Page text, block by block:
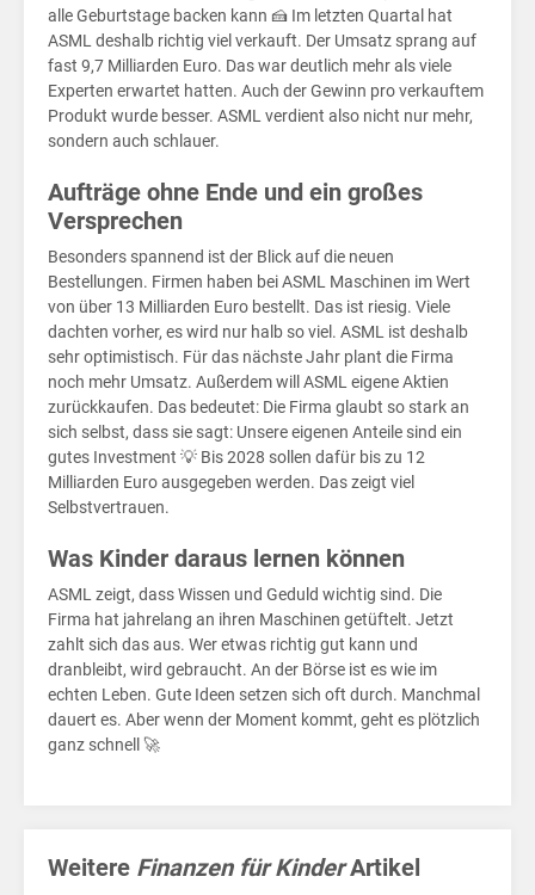
alle Geburtstage backen kann 🍰 Im letzten Quartal hat
ASML deshalb richtig viel verkauft. Der Umsatz sprang auf
fast 9,7 Milliarden Euro. Das war deutlich mehr als viele
Experten erwartet hatten. Auch der Gewinn pro verkauftem
Produkt wurde besser. ASML verdient also nicht nur mehr,
sondern auch schlauer.
Aufträge ohne Ende und ein großes
Versprechen
Besonders spannend ist der Blick auf die neuen
Bestellungen. Firmen haben bei ASML Maschinen im Wert
von über 13 Milliarden Euro bestellt. Das ist riesig. Viele
dachten vorher, es wird nur halb so viel. ASML ist deshalb
sehr optimistisch. Für das nächste Jahr plant die Firma
noch mehr Umsatz. Außerdem will ASML eigene Aktien
zurückkaufen. Das bedeutet: Die Firma glaubt so stark an
sich selbst, dass sie sagt: Unsere eigenen Anteile sind ein
gutes Investment 💡 Bis 2028 sollen dafür bis zu 12
Milliarden Euro ausgegeben werden. Das zeigt viel
Selbstvertrauen.
Was Kinder daraus lernen können
ASML zeigt, dass Wissen und Geduld wichtig sind. Die
Firma hat jahrelang an ihren Maschinen getüftelt. Jetzt
zahlt sich das aus. Wer etwas richtig gut kann und
dranbleibt, wird gebraucht. An der Börse ist es wie im
echten Leben. Gute Ideen setzen sich oft durch. Manchmal
dauert es. Aber wenn der Moment kommt, geht es plötzlich
ganz schnell 🚀
Weitere Finanzen für KinderArtikel